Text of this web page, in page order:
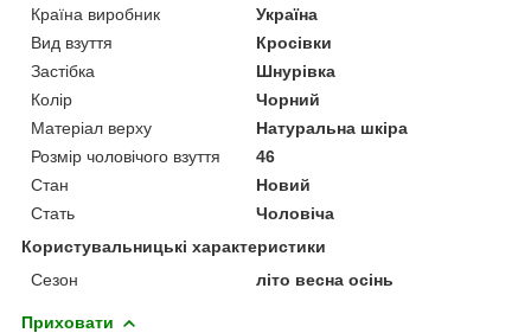
Країна виробник
Україна
Вид взуття
Кросівки
Застібка
Шнурівка
Колір
Чорний
Матеріал верху
Натуральна шкіра
Розмір чоловічого взуття
46
Стан
Новий
Стать
Чоловіча
Користувальницькі характеристики
Сезон
літо весна осінь
Приховати